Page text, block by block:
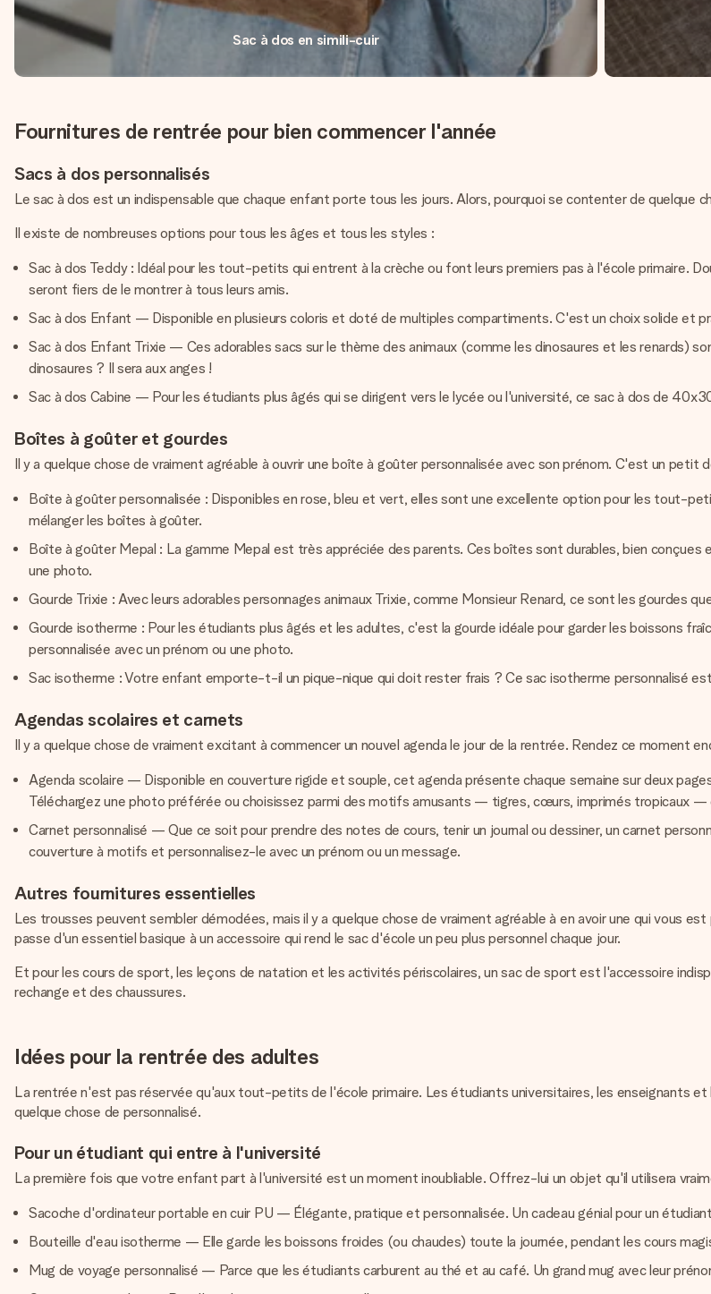
Sac à dos en simili-cuir
Fournitures de rentrée pour bien commencer l'année
Sacs à dos personnalisés
Le sac à dos est un indispensable que chaque enfant porte tous les jours. Alors, pourquoi se contenter de quelque
Il existe de nombreuses options pour tous les âges et tous les styles :
Sac à dos Teddy : Idéal pour les tout-petits qui entrent à la crèche ou font leurs premiers pas à l'école primaire.
seront fiers de le montrer à tous leurs amis.
Sac à dos Enfant — Disponible en plusieurs coloris et doté de multiples compartiments. C'est un choix solide et
Sac à dos Enfant Trixie — Ces adorables sacs sur le thème des animaux (comme les dinosaures et les
dinosaures ? Il sera aux anges !
Sac à dos Cabine — Pour les étudiants plus âgés qui se dirigent vers le lycée ou l'université, ce sac à dos de
Boîtes à goûter et gourdes
Il y a quelque chose de vraiment agréable à ouvrir une boîte à goûter personnalisée avec son prénom. C'est un petit
Boîte à goûter personnalisée : Disponibles en rose, bleu et vert, elles sont une excellente option pour les tout-
mélanger les boîtes à goûter.
Boîte à goûter Mepal : La gamme Mepal est très appréciée des parents. Ces boîtes sont durables, bien conçues
une photo.
Gourde Trixie : Avec leurs adorables personnages animaux Trixie, comme Monsieur Renard, ce sont les gourdes
Gourde isotherme : Pour les étudiants plus âgés et les adultes, c'est la gourde idéale pour garder les boissons
personnalisée avec un prénom ou une photo.
Sac isotherme : Votre enfant emporte-t-il un pique-nique qui doit rester frais ? Ce sac isotherme personnalisé
Agendas scolaires et carnets
Il y a quelque chose de vraiment excitant à commencer un nouvel agenda le jour de la rentrée. Rendez ce moment
Agenda scolaire — Disponible en couverture rigide et souple, cet agenda présente chaque semaine sur deux
Téléchargez une photo préférée ou choisissez parmi des motifs amusants — tigres, cœurs, imprimés tropicaux —
Carnet personnalisé — Que ce soit pour prendre des notes de cours, tenir un journal ou dessiner, un carnet
couverture à motifs et personnalisez-le avec un prénom ou un message.
Autres fournitures essentielles
Les trousses peuvent sembler démodées, mais il y a quelque chose de vraiment agréable à en avoir une qui vous
passe d'un essentiel basique à un accessoire qui rend le sac d'école un peu plus personnel chaque jour.
Et pour les cours de sport, les leçons de natation et les activités périscolaires, un sac de sport est l'accessoire
rechange et des chaussures.
Idées pour la rentrée des adultes
La rentrée n'est pas réservée qu'aux tout-petits de l'école primaire. Les étudiants universitaires, les enseignants
quelque chose de personnalisé.
Pour un étudiant qui entre à l'université
La première fois que votre enfant part à l'université est un moment inoubliable. Offrez-lui un objet qu'il utilisera
Sacoche d'ordinateur portable en cuir PU — Élégante, pratique et personnalisée. Un cadeau génial pour un
Bouteille d'eau isotherme — Elle garde les boissons froides (ou chaudes) toute la journée, pendant les cours
Mug de voyage personnalisé — Parce que les étudiants carburent au thé et au café. Un grand mug avec leur